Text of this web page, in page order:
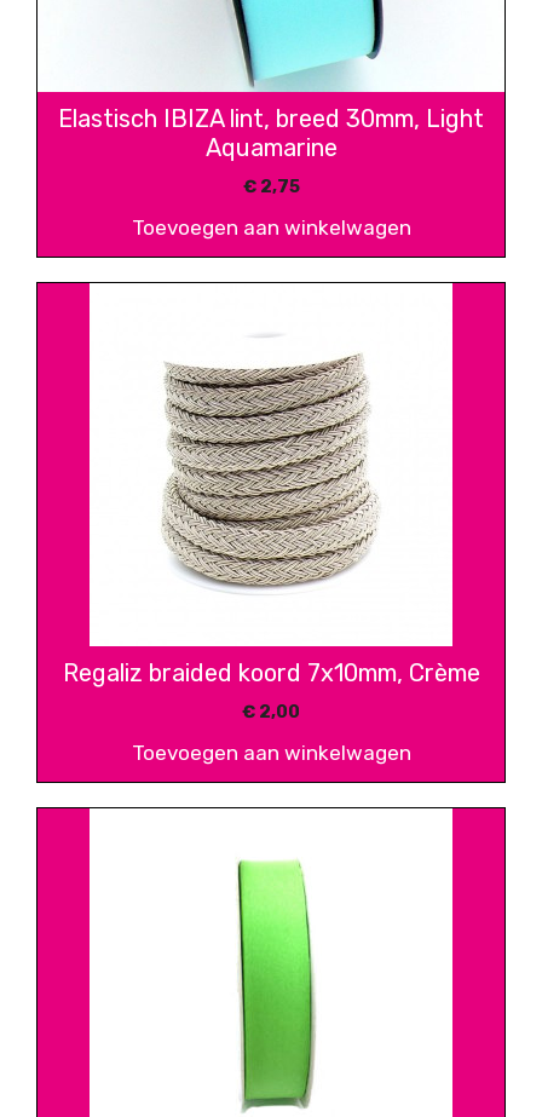
Elastisch IBIZA lint, breed 30mm, Light
Aquamarine
€2,75
Toevoegen aan winkelwagen
Regaliz braided koord 7x10mm, Crème
€ 2,00
Toevoegen aan winkelwagen